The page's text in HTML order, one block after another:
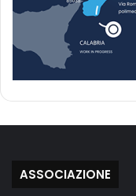
ASSOCIAZIONE